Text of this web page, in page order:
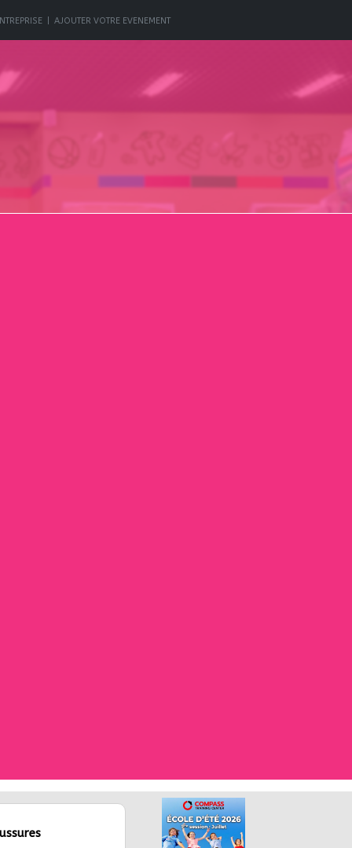
| AJOUTER VOTRE EVENEMENT